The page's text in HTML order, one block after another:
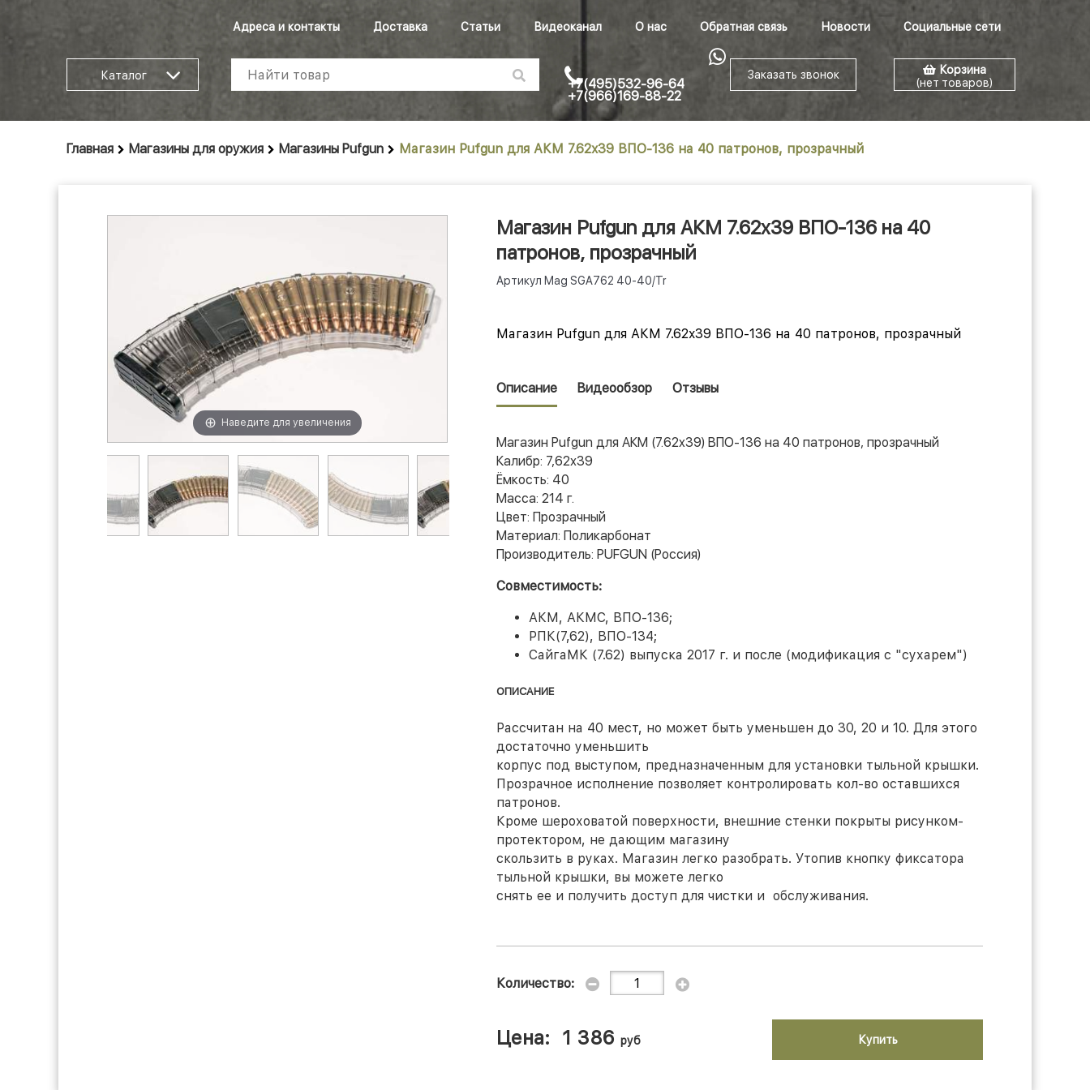
Адреса и контакты Доставка Статьи Видеоканал О нас Обратная связь Новости Социальные сети
Каталог
+7(495)532-96-64
+7(966)169-88-22
Заказать звонок
Корзина
(нет товаров)
Главная Магазины для оружия Магазины Pufgun Магазин Pufgun для АКМ 7.62x39 ВПО-136 на 40 патронов, прозрачный
Наведите для увеличения
Магазин Pufgun для АКМ 7.62x39 ВПО-136 на 40
патронов, прозрачный
Артикул Mag SGA762 40-40/Tr
Магазин Pufgun для АКМ 7.62x39 ВПО-136 на 40 патронов, прозрачный
Описание Видеообзор Отзывы
Магазин Pufgun для АКМ (7.62x39) ВПО-136 на 40 патронов, прозрачный
Калибр: 7,62х39
Ёмкость: 40
Масса: 214 г.
Цвет: Прозрачный
Материал: Поликарбонат
Производитель: PUFGUN (Россия)
Совместимость:
АКМ, АКМС, ВПО-136;
РПК(7,62), ВПО-134;
СайгаМК (7.62) выпуска 2017 г. и после (модификация с "сухарем")
ОПИСАНИЕ
Рассчитан на 40 мест, но может быть уменьшен до 30, 20 и 10. Для этого
достаточно уменьшить
корпус под выступом, предназначенным для установки тыльной крышки.
Прозрачное исполнение позволяет контролировать кол-во оставшихся
патронов.
Кроме шероховатой поверхности, внешние стенки покрыты рисунком-
протектором, не дающим магазину
скользить в руках. Магазин легко разобрать. Утопив кнопку фиксатора
тыльной крышки, вы можете легко
снять ее и получить доступ для чистки и обслуживания.
Количество:
Цена: 1 386 руб Купить